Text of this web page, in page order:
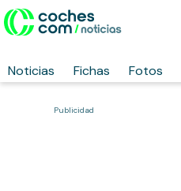
Noticias Fichas Fotos
Publicidad